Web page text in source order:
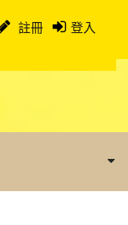
註冊 登入